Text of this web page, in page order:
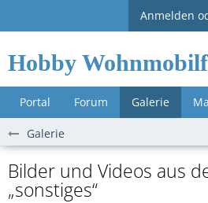
Anmelden
Hobby
Portal Forum Galerie
Galerie
Bilder und Videos aus
„sonstiges“